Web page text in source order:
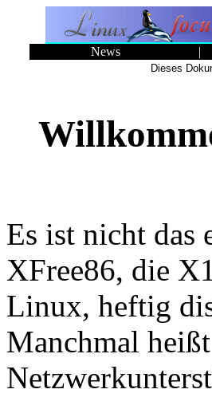
News |
Dieses
Es ist nicht das
XFree86, die
Linux, heftig
Manchmal